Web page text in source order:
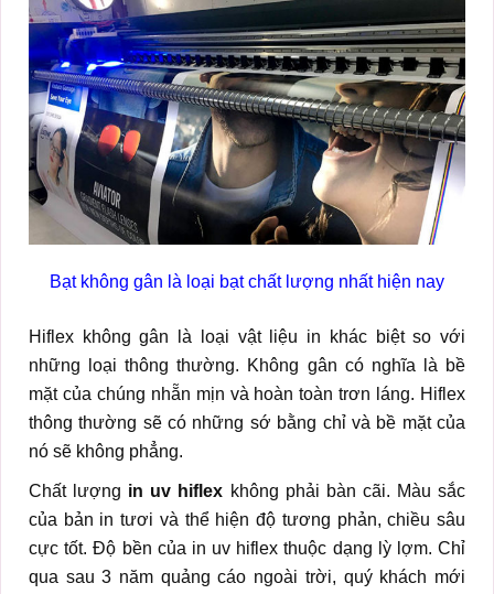
Bạt không gân là loại bạt chất lượng nhất hiện nay
Hiflex không gân là loại vật liệu in khác biệt so với
những loại thông thường. Không gân có nghĩa là bề
mặt của chúng nhẵn mịn và hoàn toàn trơn láng. Hiflex
thông thường sẽ có những sớ bằng chỉ và bề mặt của
nó sẽ không phẳng.
Chất lượng in uv hiflex không phải bàn cãi. Màu sắc
của bản in tươi và thể hiện độ tương phản, chiều sâu
cực tốt. Độ bền của in uv hiflex thuộc dạng lỳ lợm. Chỉ
qua sau 3 năm quảng cáo ngoài trời, quý khách mới